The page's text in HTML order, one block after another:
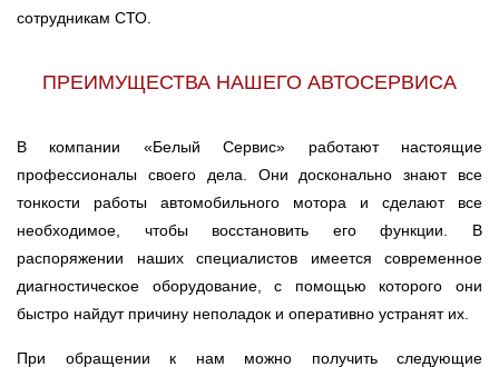
сотрудникам СТО.
ПРЕИМУЩЕСТВА НАШЕГО АВТОСЕРВИСА
В компании «Белый Сервис» работают настоящие
профессионалы своего дела. Они досконально знают все
тонкости работы автомобильного мотора и сделают все
необходимое, чтобы восстановить его функции. В
распоряжении наших специалистов имеется современное
диагностическое оборудование, с помощью которого они
быстро найдут причину неполадок и оперативно устранят их.
При обращении к нам можно получить следующие